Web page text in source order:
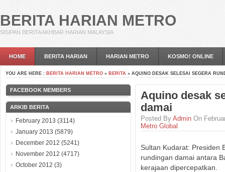
BERITA HARIAN METRO
SISIPAN BERITA AKHBAR HARIAN MALAYSIA
HOME BERITA HARIAN HARIAN METRO KOSMO! ONLINE
YOU ARE HERE : BERITA HARIAN METRO » BERITA » AQUINO DESAK SELESAI SEGERA
FACEBOOK MEMBERS
ARKIB BERITA
February 2013 (3114)
January 2013 (5879)
December 2012 (5241)
November 2012 (4717)
October 2012 (3)
Aquino desak
damai
Posted By Admin On
Metro Global
Sultan Kudarat: Presiden
rundingan damai antara
kerajaan dipercepatkan.